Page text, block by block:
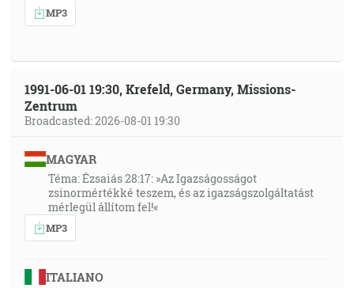
MP3
1991-06-01 19:30, Krefeld, Germany, Missions-
Zentrum
Broadcasted: 2026-08-01 19:30
MAGYAR
Téma: Ézsaiás 28:17: »Az Igazságosságot
zsinormértékké teszem, és az igazságszolgáltatást
mérlegül állítom fel!«
MP3
ITALIANO